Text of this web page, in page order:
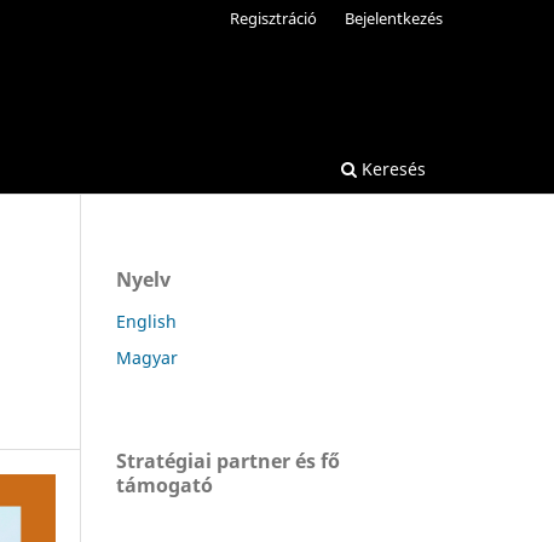
Keresés
Regisztráció Bejelentkezés
Nyelv
English
Magyar
Stratégiai partner és fő
támogató